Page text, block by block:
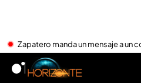
Zapatero manda un mensaje a un